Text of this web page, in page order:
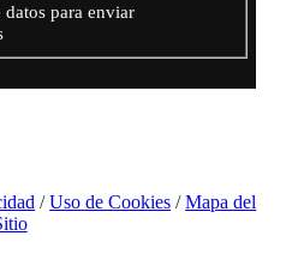
para enviar
/Uso de Cookies /Mapa del